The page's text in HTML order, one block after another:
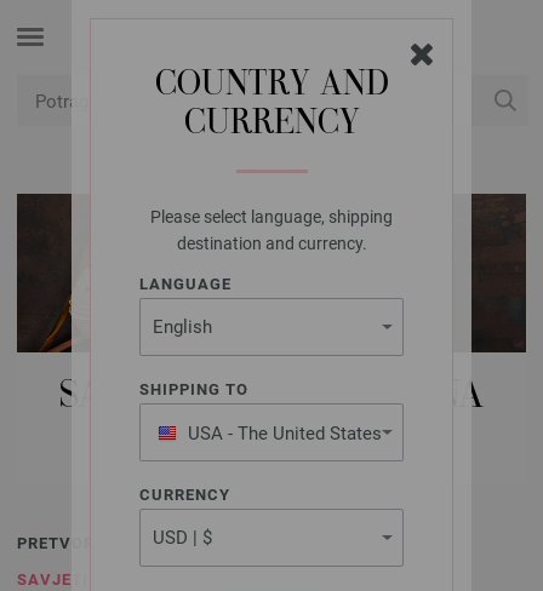
COUNTRY AND
CURRENCY
Please select language, shipping
destination and currency.
LANGUAGE
SHIPPING TO
USA - The United States
of America
CURRENCY
SAVJETI ZA NJEGU LANA
GROSSA MODELA
PRETVORITI MJERE
SAVJETI ZA NJEGU